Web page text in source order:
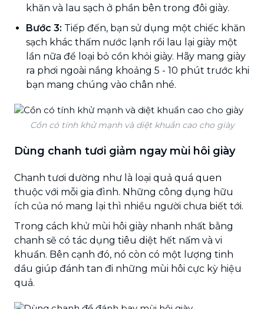
khăn và lau sạch ở phần bên trong đôi giày.
Bước 3: Tiếp đến, bạn sử dụng một chiếc khăn
sạch khác thấm nước lạnh rồi lau lại giày một
lần nữa để loại bỏ cồn khỏi giày. Hãy mang giày
ra phơi ngoài nắng khoảng 5 - 10 phút trước khi
bạn mang chúng vào chân nhé.
Cồn có tính khử mạnh và diệt khuẩn cao cho giày
Dùng chanh tươi giảm ngay mùi hôi giày
Chanh tươi dường như là loại quả quá quen
thuộc với mỗi gia đình. Những công dụng hữu
ích của nó mang lại thì nhiều người chưa biết tới.
Trong cách khử mùi hôi giày nhanh nhất bằng
chanh sẽ có tác dụng tiêu diệt hết nấm và vi
khuẩn. Bên cạnh đó, nó còn có một lượng tinh
dầu giúp đánh tan đi những mùi hôi cực kỳ hiệu
quả.